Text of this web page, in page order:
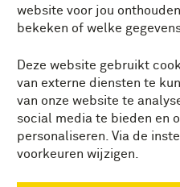
website voor jou
bekeken of welke
Deze website gebruikt
van externe diensten te
van onze website te
social media te bieden en
personaliseren. Via de
voorkeuren wijzigen.
Militaire verhaal van
Tech Talk
Tweede Wereldoorlog
Veteraan Vertelt